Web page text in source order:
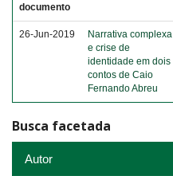
documento
26-Jun-2019
Narrativa complexa
e crise de
identidade em dois
contos de Caio
Fernando Abreu
Busca facetada
Autor